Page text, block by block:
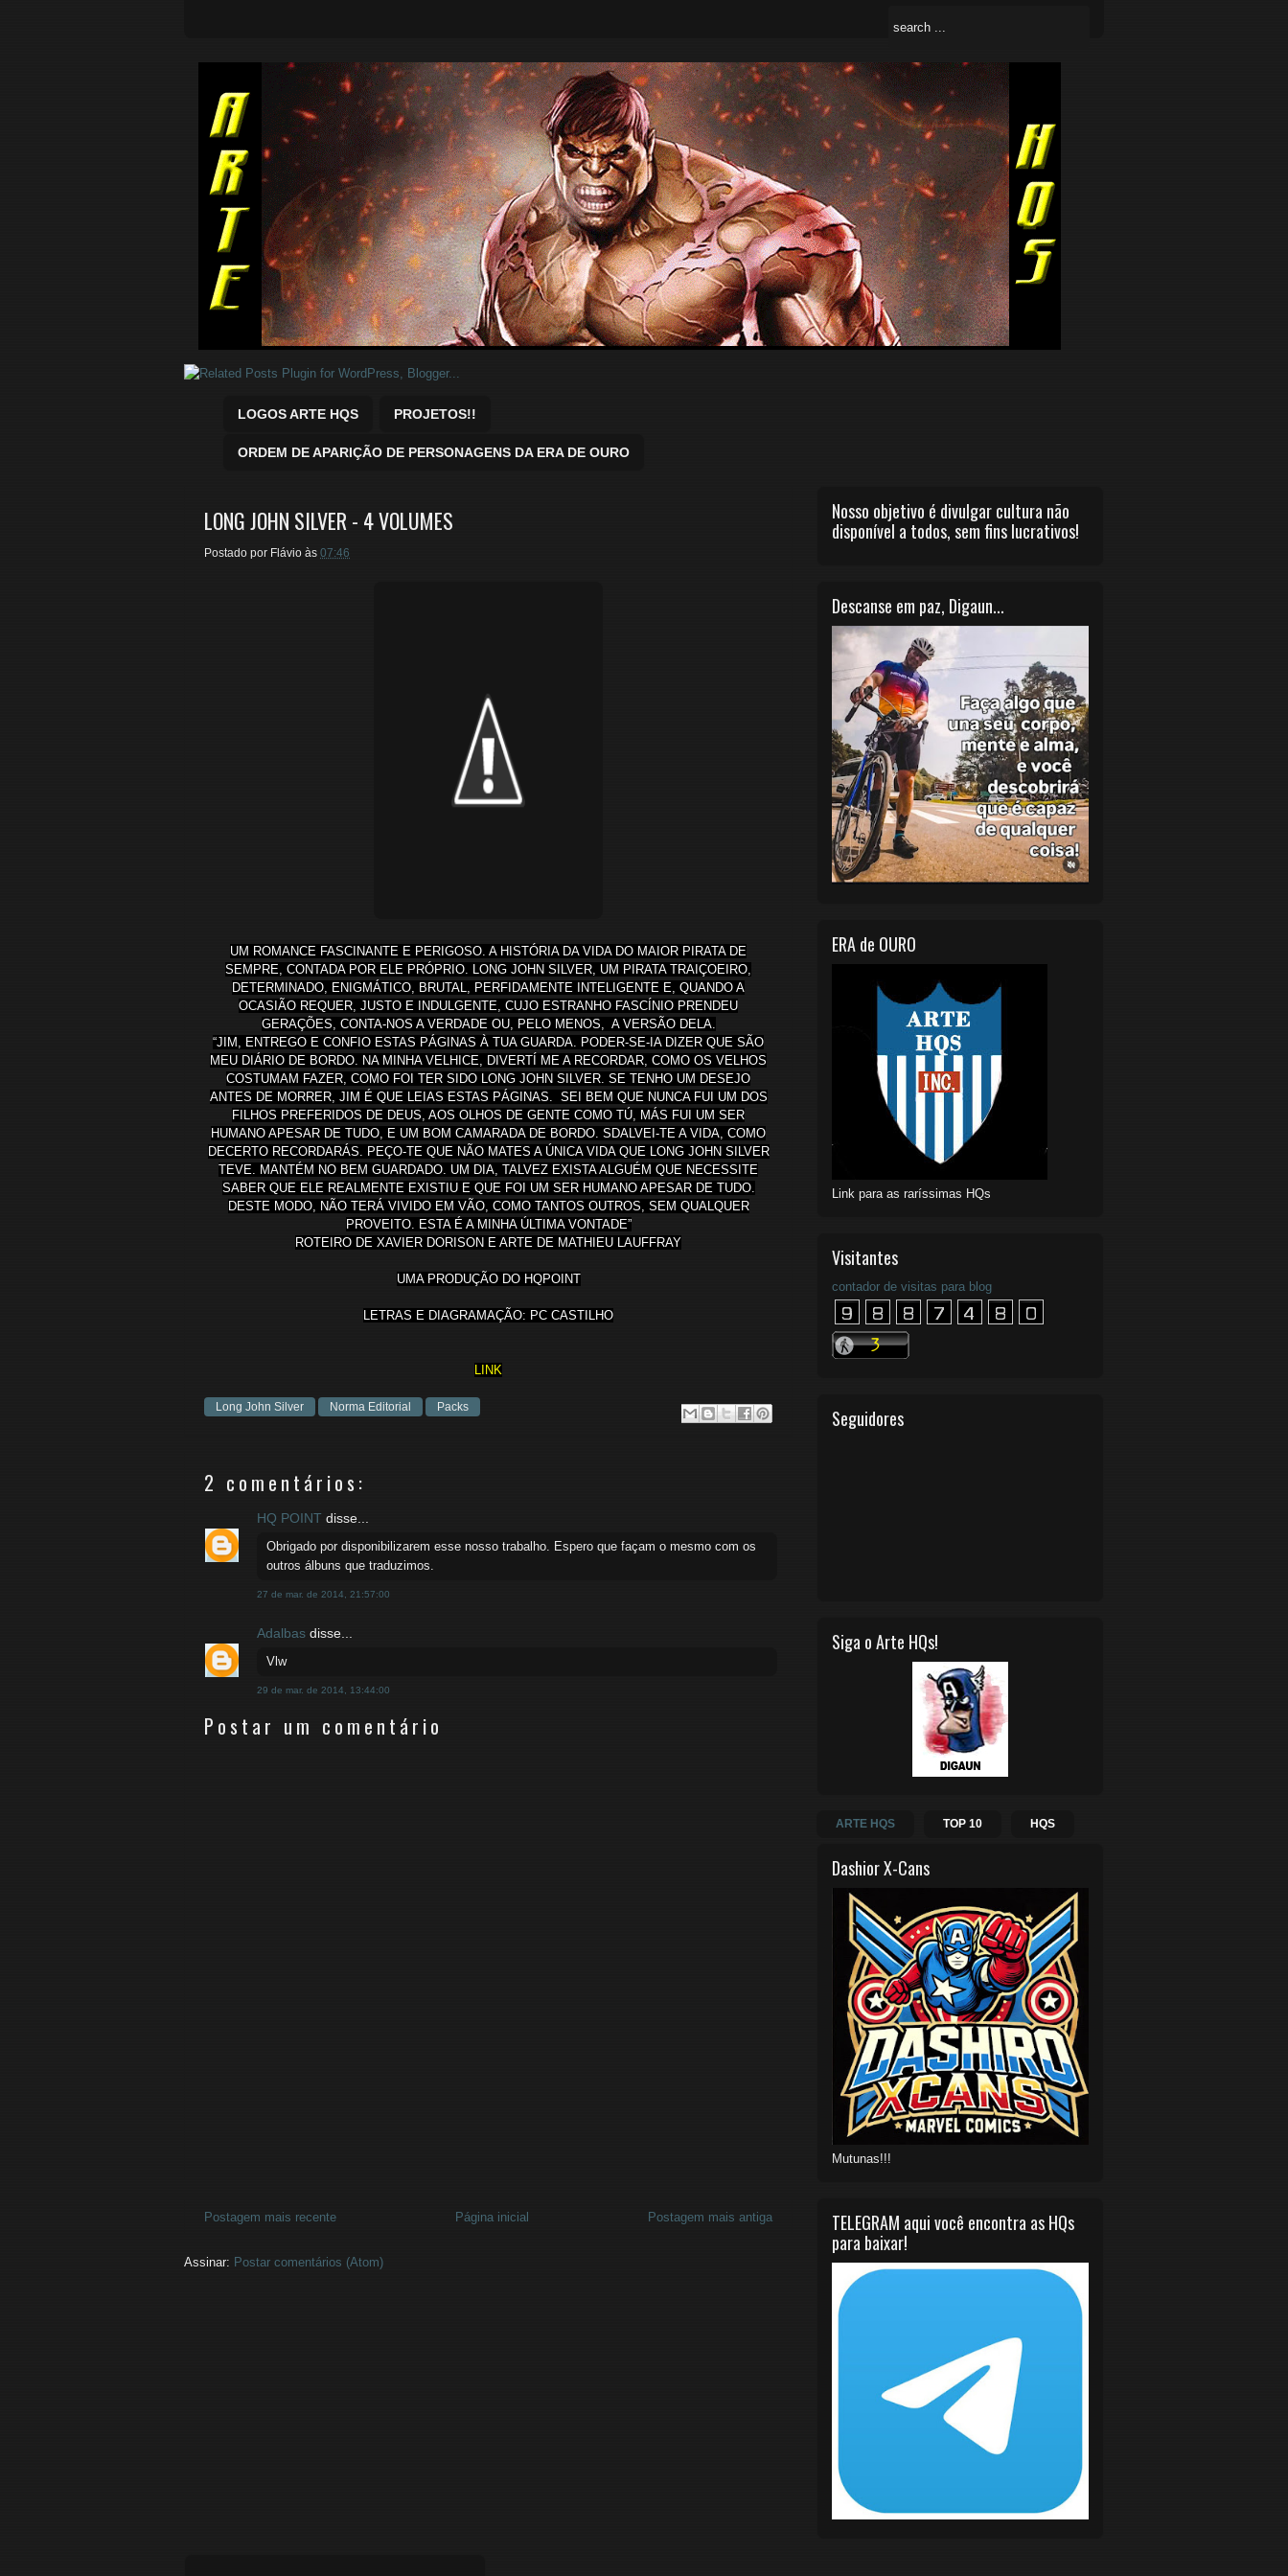
Quadrinhos Marvel e DC para baixar.
LOGOS ARTE HQS PROJETOS!!
ORDEM DE APARIÇÃO DE PERSONAGENS DA ERA DE OURO
LONG JOHN SILVER - 4 VOLUMES
Postado por Flávio às 07:46
UM ROMANCE FASCINANTE E PERIGOSO. A HISTÓRIA DA VIDA DO MAIOR PIRATA DE
SEMPRE, CONTADA POR ELE PRÓPRIO. LONG JOHN SILVER, UM PIRATA TRAIÇOEIRO,
DETERMINADO, ENIGMÁTICO, BRUTAL, PERFIDAMENTE INTELIGENTE E, QUANDO A
OCASIÃO REQUER, JUSTO E INDULGENTE, CUJO ESTRANHO FASCÍNIO PRENDEU
GERAÇÕES, CONTA-NOS A VERDADE OU, PELO MENOS, A VERSÃO DELA.
“JIM, ENTREGO E CONFIO ESTAS PÁGINAS À TUA GUARDA. PODER-SE-IA DIZER QUE SÃO
MEU DIÁRIO DE BORDO. NA MINHA VELHICE, DIVERTÍ ME A RECORDAR, COMO OS VELHOS
COSTUMAM FAZER, COMO FOI TER SIDO LONG JOHN SILVER. SE TENHO UM DESEJO
ANTES DE MORRER, JIM É QUE LEIAS ESTAS PÁGINAS. SEI BEM QUE NUNCA FUI UM DOS
FILHOS PREFERIDOS DE DEUS, AOS OLHOS DE GENTE COMO TÚ, MÁS FUI UM SER
HUMANO APESAR DE TUDO, E UM BOM CAMARADA DE BORDO. SDALVEI-TE A VIDA, COMO
DECERTO RECORDARÁS. PEÇO-TE QUE NÃO MATES A ÚNICA VIDA QUE LONG JOHN SILVER
TEVE. MANTÉM NO BEM GUARDADO. UM DIA, TALVEZ EXISTA ALGUÉM QUE NECESSITE
SABER QUE ELE REALMENTE EXISTIU E QUE FOI UM SER HUMANO APESAR DE TUDO.
DESTE MODO, NÃO TERÁ VIVIDO EM VÃO, COMO TANTOS OUTROS, SEM QUALQUER
PROVEITO. ESTA É A MINHA ÚLTIMA VONTADE”
ROTEIRO DE XAVIER DORISON E ARTE DE MATHIEU LAUFFRAY
UMA PRODUÇÃO DO HQPOINT
LETRAS E DIAGRAMAÇÃO: PC CASTILHO
LINK
Long John Silver Norma Editorial Packs
2 comentários:
HQ POINT disse...
Obrigado por disponibilizarem esse nosso trabalho. Espero que façam o mesmo com os
outros álbuns que traduzimos.
27 de mar. de 2014, 21:57:00
Adalbas disse...
Vlw
29 de mar. de 2014, 13:44:00
Postar um comentário
Postagem mais recente Postagem mais antiga
Página inicial
Assinar: Postar comentários (Atom)
Nosso objetivo é divulgar cultura não
disponível a todos, sem fins lucrativos!
Descanse em paz, Digaun...
ERA de OURO
Link para as raríssimas HQs
Visitantes
contador de visitas para blog
Seguidores
Siga o Arte HQs!
ARTE HQS TOP 10 HQS
Dashior X-Cans
Mutunas!!!
TELEGRAM aqui você encontra as HQs
para baixar!